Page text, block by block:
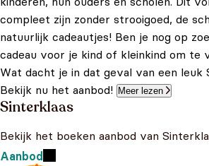
compleet zijn zonder strooigoed, de
natuurlijk cadeautjes! Ben je nog op
cadeau voor je kind of kleinkind om te
Wat dacht je in dat geval van een leuk
Bekijk nu het aanbod!
Meer lezen
Sinterklaas
Bekijk het boeken aanbod van
Aanbod